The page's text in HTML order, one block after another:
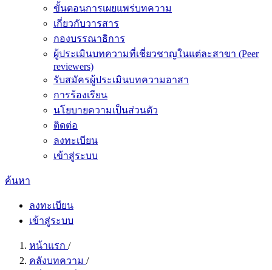
ขั้นตอนการเผยแพร่บทความ
เกี่ยวกับวารสาร
กองบรรณาธิการ
ผู้ประเมินบทความที่เชี่ยวชาญในแต่ละสาขา (Peer
reviewers)
รับสมัครผู้ประเมินบทความอาสา
การร้องเรียน
นโยบายความเป็นส่วนตัว
ติดต่อ
ลงทะเบียน
เข้าสู่ระบบ
ค้นหา
ลงทะเบียน
เข้าสู่ระบบ
หน้าแรก /
คลังบทความ /